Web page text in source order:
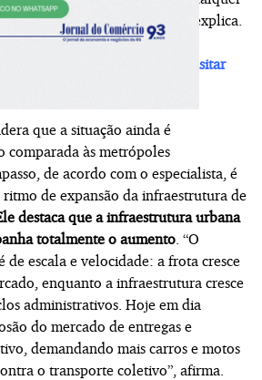
planejada para esse nível”, explica.
veem dificuldades para transitar
que a situação ainda é
comparada às metrópoles
de acordo com o especialista, é
de expansão da infraestrutura de
destaca que a infraestrutura urbana
totalmente o aumento . “O
escala e velocidade: a frota cresce
enquanto a infraestrutura cresce
administrativos. Hoje em dia
do mercado de entregas e
demandando mais carros e motos
o transporte coletivo”, afirma.